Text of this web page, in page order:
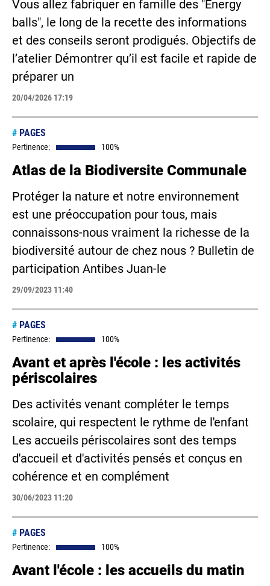
Vous allez fabriquer en famille des "Energy
balls", le long de la recette des informations
et des conseils seront prodigués. Objectifs de
l’atelier Démontrer qu’il est facile et rapide de
préparer un
20/04/2026 17:19
# PAGES
Pertinence: 100%
Atlas de la Biodiversite Communale
Protéger la nature et notre environnement
est une préoccupation pour tous, mais
connaissons-nous vraiment la richesse de la
biodiversité autour de chez nous ? Bulletin de
participation Antibes Juan-le
29/09/2023 11:40
# PAGES
Pertinence: 100%
Avant et après l'école : les activités
périscolaires
Des activités venant compléter le temps
scolaire, qui respectent le rythme de l'enfant
Les accueils périscolaires sont des temps
d'accueil et d'activités pensés et conçus en
cohérence et en complément
30/06/2023 11:20
# PAGES
Pertinence: 100%
Avant l'école : les accueils du matin